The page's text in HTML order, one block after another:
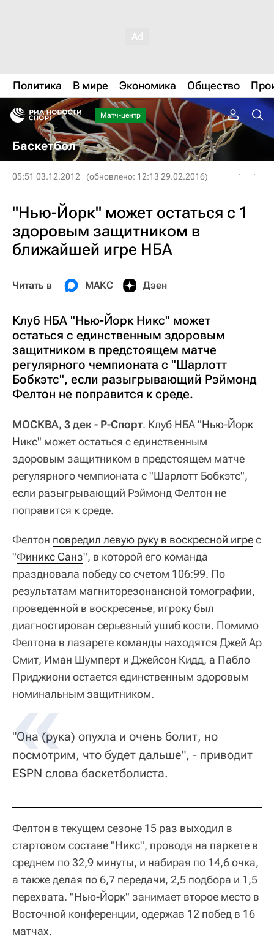
Политика В мире Экономика Общество
Матч-центр
Баскетбол
05:51 03.12.2012 (обновлено: 12:13 29.02.2016)
"Нью-Йорк" может остаться с 1
здоровым защитником в
ближайшей игре НБА
Читать в МАКС Дзен
Клуб НБА "Нью-Йорк Никс" может
остаться с единственным здоровым
защитником в предстоящем матче
регулярного чемпионата с "Шарлотт
Бобкэтс", если разыгрывающий Рэймонд
Фелтон не поправится к среде.
МОСКВА, 3 дек - Р-Спорт. Клуб НБА "Нью-Йорк
Никс" может остаться с единственным
здоровым защитником в предстоящем матче
регулярного чемпионата с "Шарлотт Бобкэтс",
если разыгрывающий Рэймонд Фелтон не
поправится к среде.
Фелтон повредил левую руку в воскресной игрес
"Финикс Санз", в которой его команда
праздновала победу со счетом 106:99. По
результатам магниторезонансной томографии,
проведенной в воскресенье, игроку был
диагностирован серьезный ушиб кости. Помимо
Фелтона в лазарете команды находятся Джей Ар
Смит, Иман Шумперт и Джейсон Кидд, а Пабло
Приджиони остается единственным здоровым
номинальным защитником.
"Она (рука) опухла и очень болит, но
посмотрим, что будет дальше", - приводит
ESPN слова баскетболиста.
Фелтон в текущем сезоне 15 раз выходил в
стартовом составе "Никс", проводя на паркете в
среднем по 32,9 минуты, и набирая по 14,6 очка,
а также делая по 6,7 передачи, 2,5 подбора и 1,5
перехвата. "Нью-Йорк" занимает второе место в
Восточной конференции, одержав 12 побед в 16
матчах.